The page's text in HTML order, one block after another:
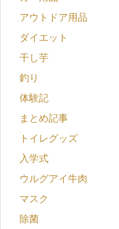
アウトドア用品
ダイエット
干し芋
釣り
体験記
まとめ記事
トイレグッズ
入学式
ウルグアイ牛肉
マスク
除菌